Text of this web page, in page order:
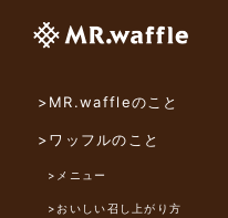
>MR.waffleのこと
>ワッフルのこと
>メニュー
>おいしい召し上がり方